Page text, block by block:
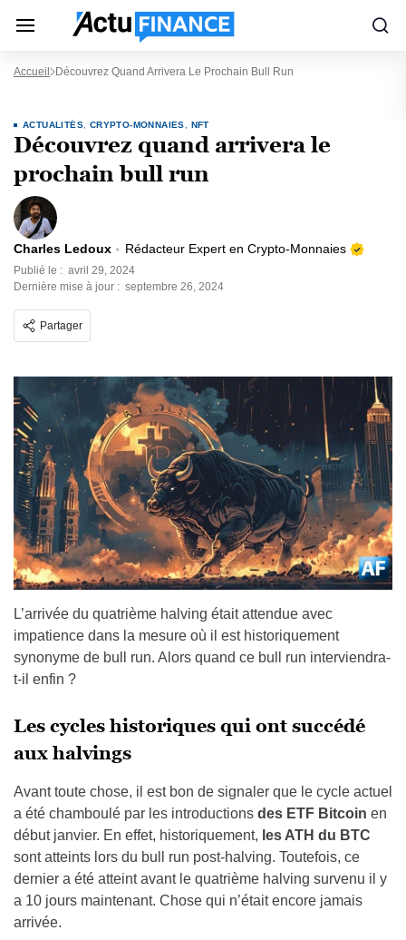
Accueil Découvrez Quand Arrivera Le Prochain Bull Run
ACTUALITÉS CRYPTO-MONNAIES NFT
Découvrez quand arrivera le
prochain bull run
Charles Ledoux Rédacteur Expert en Crypto-Monnaies
Publié le : avril 29, 2024
Dernière mise à jour : septembre 26, 2024
Partager
L’arrivée du quatrième halving était attendue avec
impatience dans la mesure où il est historiquement
synonyme de bull run. Alors quand ce bull run interviendra-
t-il enfin ?
Les cycles historiques qui ont succédé
aux halvings
Avant toute chose, il est bon de signaler que le cycle actuel
a été chamboulé par les introductions des ETF Bitcoin en
début janvier. En effet, historiquement, les ATH du BTC
sont atteints lors du bull run post-halving. Toutefois, ce
dernier a été atteint avant le quatrième halving survenu il y
a 10 jours maintenant. Chose qui n’était encore jamais
arrivée.